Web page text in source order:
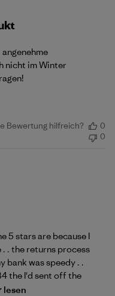
nicht im Winter
Bewertung hilfreich?
0
0
5 stars are because I
. the returns process
bank was speedy . .
the I'd sent off the
lesen